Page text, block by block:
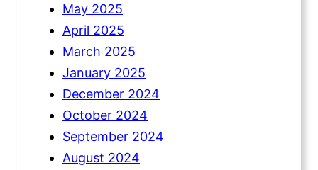
May 2025
April 2025
March 2025
January 2025
December 2024
October 2024
September 2024
August 2024